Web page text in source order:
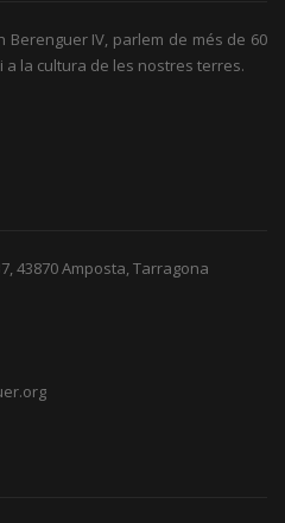
Berenguer IV, parlem de més de 60
la cultura de les nostres terres.
43870 Amposta, Tarragona